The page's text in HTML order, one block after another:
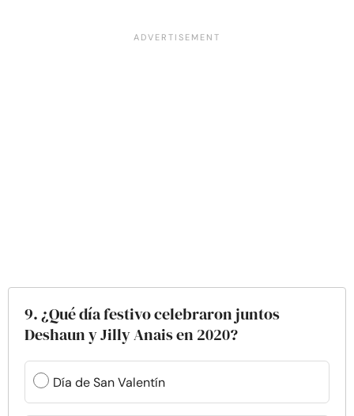
9. ¿Qué día festivo celebraron juntos
Deshaun y Jilly Anais en 2020?
Día de San Valentín